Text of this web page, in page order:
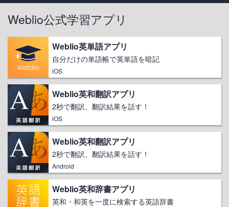
Weblio公式学習アプリ
Weblio英単語アプリ
自分だけの単語帳で英単語を暗記
iOS
Weblio英和翻訳アプリ
2秒で翻訳、翻訳結果を話す！
iOS
Weblio英和翻訳アプリ
2秒で翻訳、翻訳結果を話す！
Android
Weblio英和辞書アプリ
英和・和英を一度に検索する英語辞書